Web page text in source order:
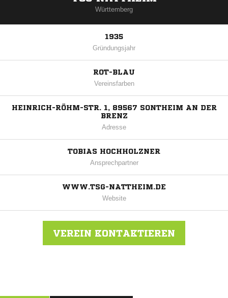
Württemberg
1935
Gründungsjahr
ROT-BLAU
Vereinsfarben
HEINRICH-RÖHM-STR. 1, 89567 SONTHEIM AN DER
BRENZ
Adresse
TOBIAS HOCHHOLZNER
Ansprechpartner
WWW.TSG-NATTHEIM.DE
Website
VEREIN KONTAKTIEREN